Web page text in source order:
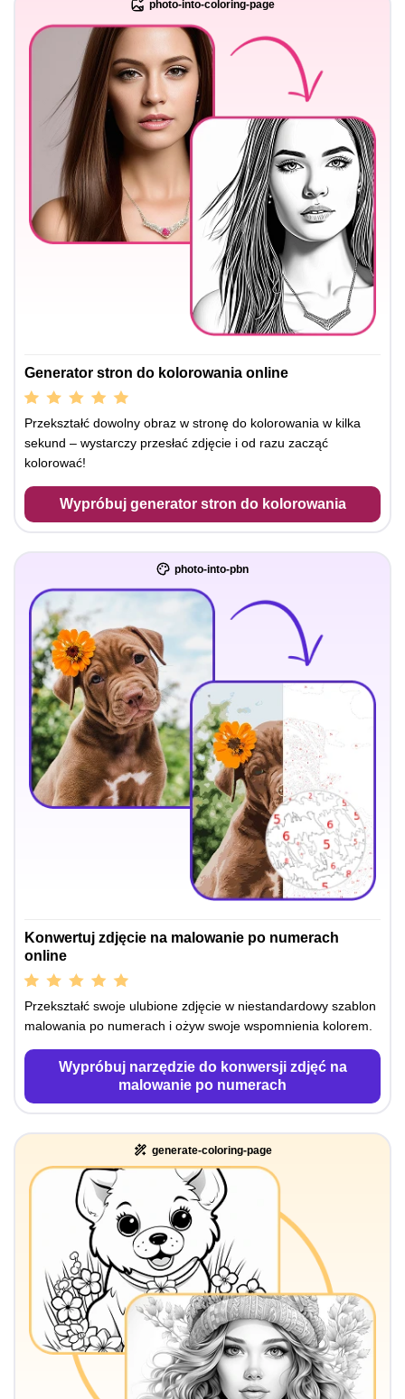
photo-into-coloring-page
Generator stron do kolorowania online
Przekształć dowolny obraz w stronę do kolorowania w kilka
sekund – wystarczy przesłać zdjęcie i od razu zacząć
kolorować!
Wypróbuj generator stron do kolorowania
photo-into-pbn
Konwertuj zdjęcie na malowanie po numerach
online
Przekształć swoje ulubione zdjęcie w niestandardowy szablon
malowania po numerach i ożyw swoje wspomnienia kolorem.
Wypróbuj narzędzie do konwersji zdjęć na
malowanie po numerach
generate-coloring-page